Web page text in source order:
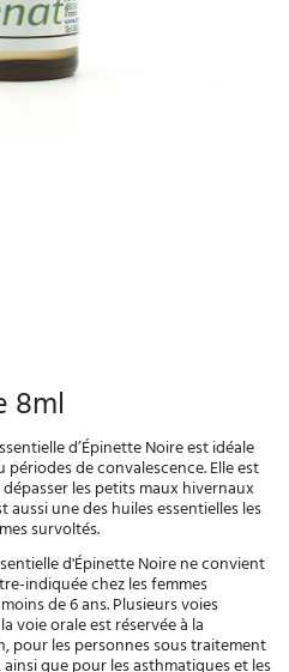
8ml
d’Épinette Noire est idéale
de convalescence. Elle est
les petits maux hivernaux
aussi une des huiles essentielles les
survoltés.
d'Épinette Noire ne convient
indiquée chez les femmes
de 6 ans. Plusieurs voies
voie orale est réservée à la
pour les personnes sous traitement
que pour les asthmatiques et les